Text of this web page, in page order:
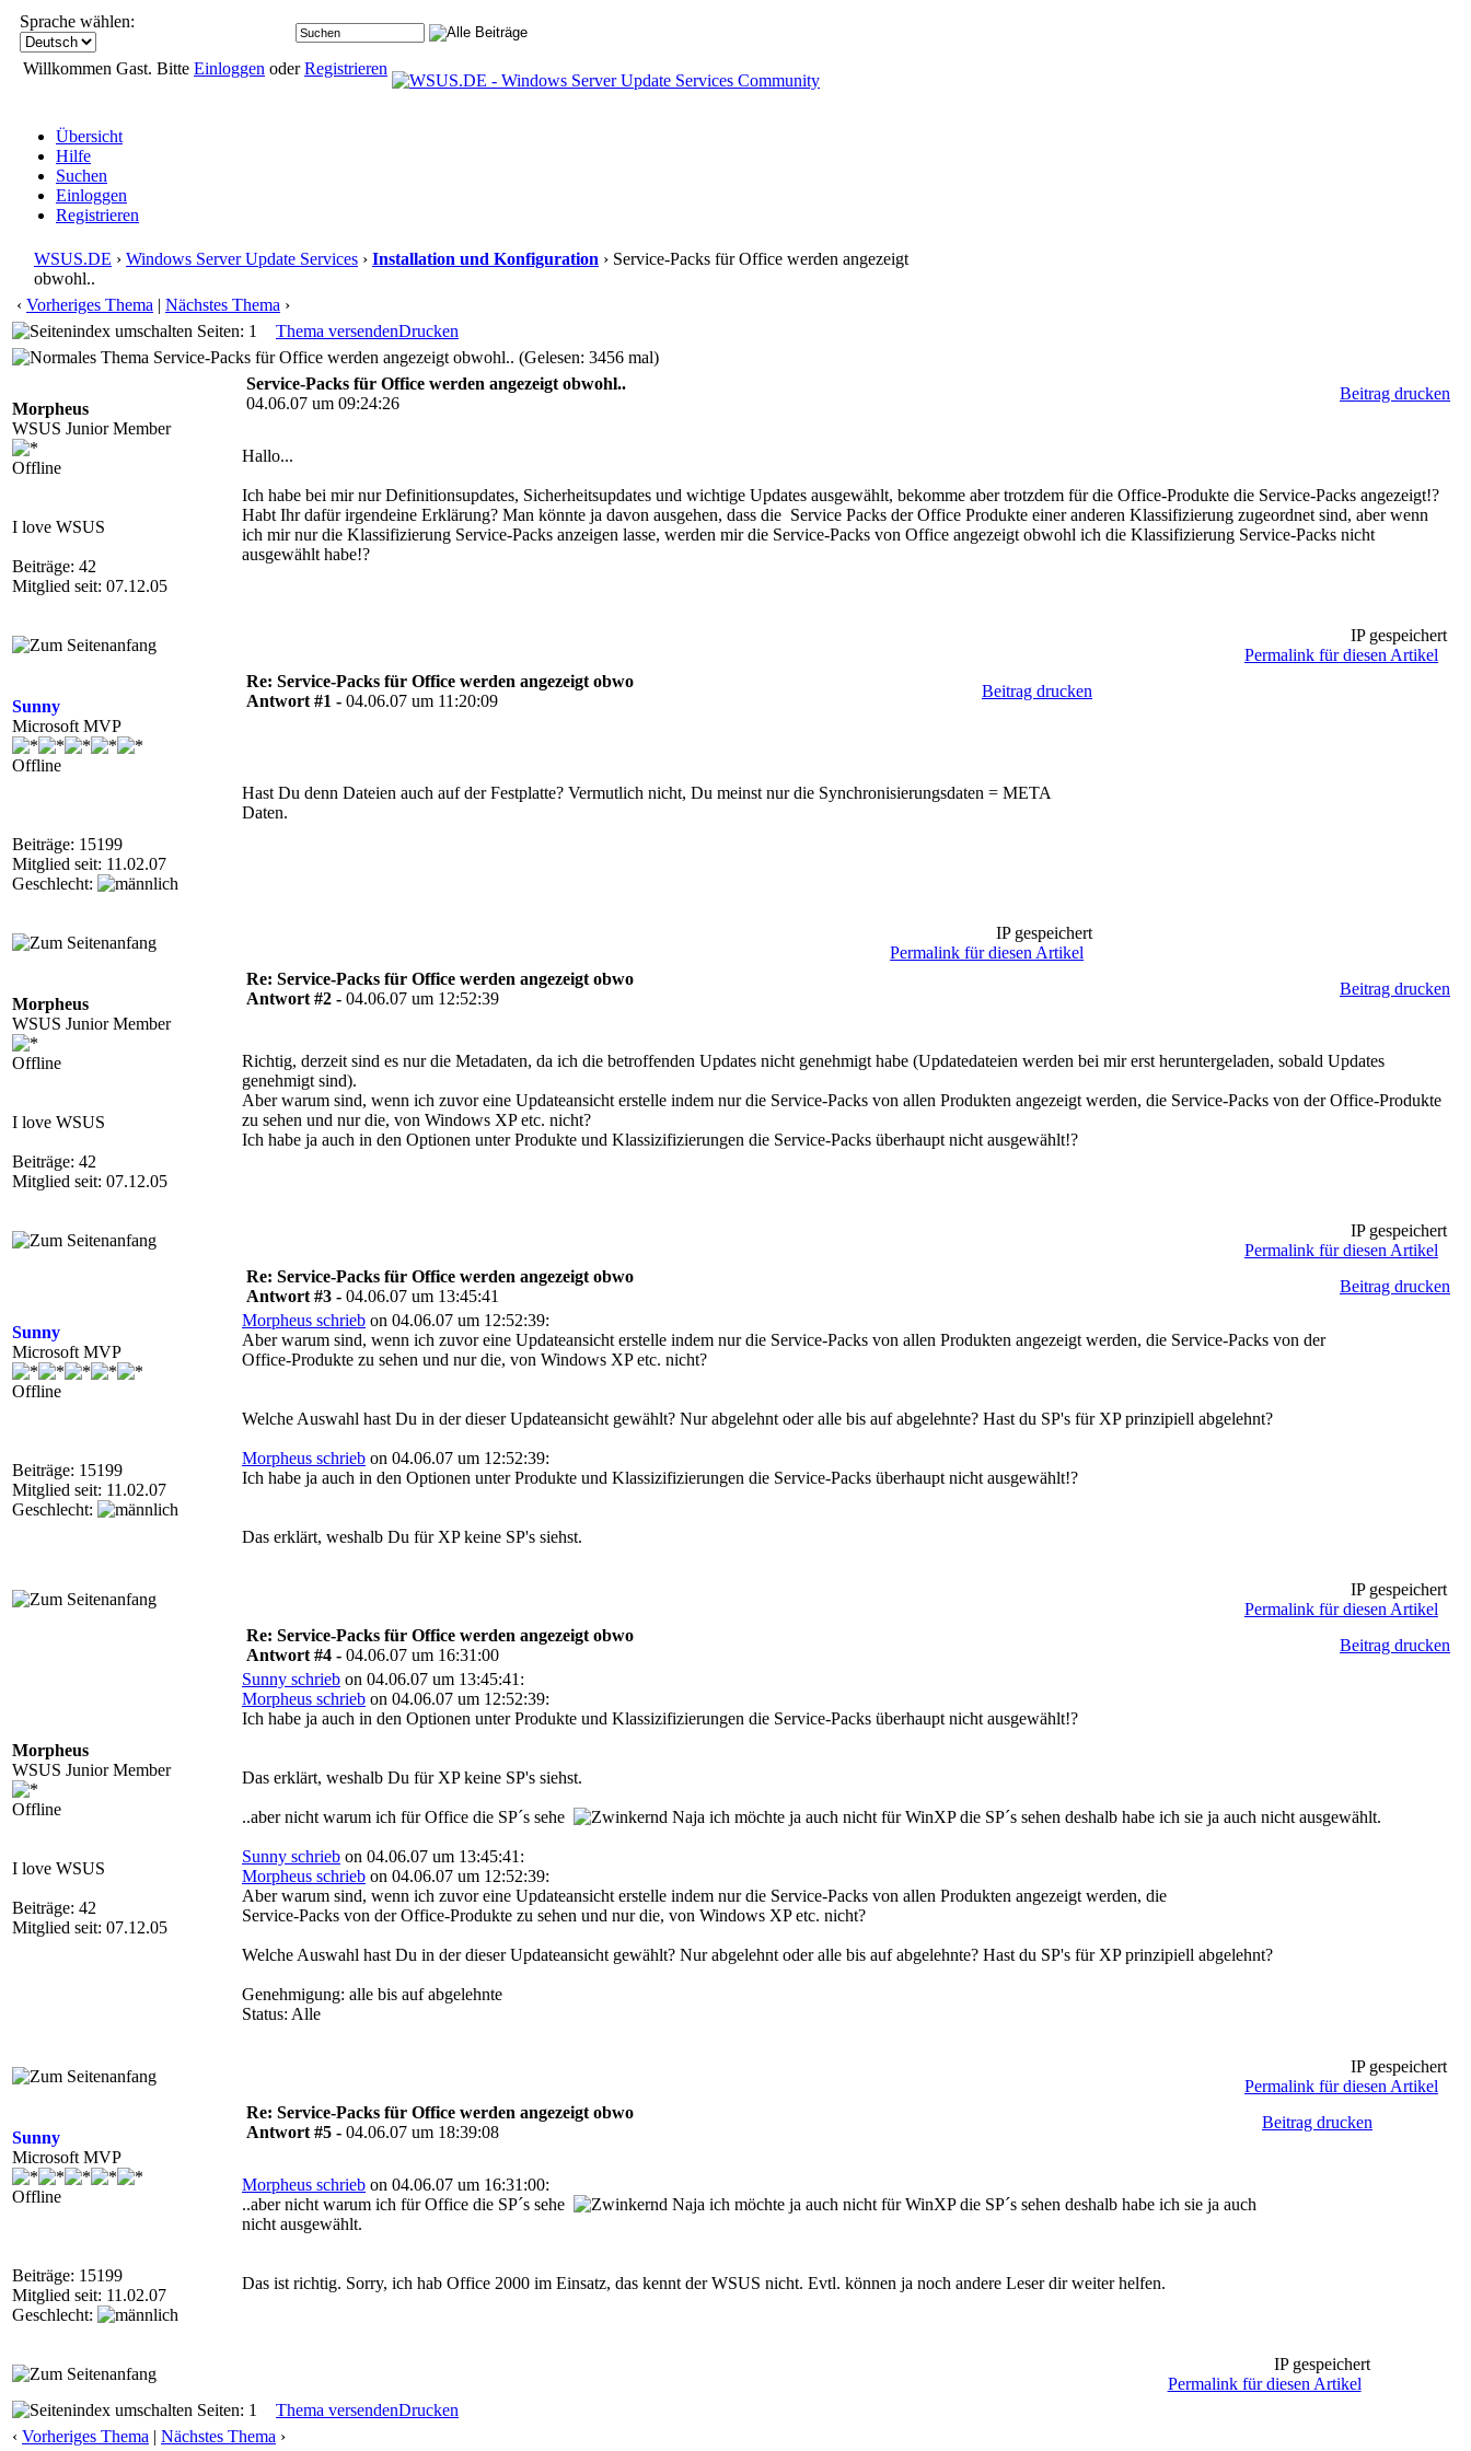
Sprache wählen:
Willkommen Gast. Bitte Einloggen oderRegistrieren
Übersicht
Hilfe
Suchen
Einloggen
Registrieren
WSUS.DE › Windows Server Update Services › Installation und Konfiguration › Service-Packs für Office werden angezeigt
obwohl..
‹ Vorheriges Thema | Nächstes Thema ›
Seiten: 1
Thema versendenDrucken
Service-Packs für Office werden angezeigt obwohl.. (Gelesen: 3456 mal)
Morpheus
WSUS Junior Member
Offline
I love WSUS
Beiträge: 42
Mitglied seit: 07.12.05
Service-Packs für Office werden angezeigt obwohl..
04.06.07 um 09:24:26
Beitrag drucken
Hallo...
Ich habe bei mir nur Definitionsupdates, Sicherheitsupdates und wichtige Updates ausgewählt, bekomme aber trotzdem für die Office-Produkte die Service-Packs angezeigt!?
Habt Ihr dafür irgendeine Erklärung? Man könnte ja davon ausgehen, dass die Service Packs der Office Produkte einer anderen Klassifizierung zugeordnet sind, aber wenn
ich mir nur die Klassifizierung Service-Packs anzeigen lasse, werden mir die Service-Packs von Office angezeigt obwohl ich die Klassifizierung Service-Packs nicht
ausgewählt habe!?
IP gespeichert
Permalink für diesen Artikel
Sunny
Microsoft MVP
Offline
Beiträge: 15199
Mitglied seit: 11.02.07
Geschlecht:
Re: Service-Packs für Office werden angezeigt obwo
Antwort #1 - 04.06.07 um 11:20:09
Beitrag drucken
Hast Du denn Dateien auch auf der Festplatte? Vermutlich nicht, Du meinst nur die Synchronisierungsdaten = META
Daten.
IP gespeichert
Permalink für diesen Artikel
Morpheus
WSUS Junior Member
Offline
I love WSUS
Beiträge: 42
Mitglied seit: 07.12.05
Re: Service-Packs für Office werden angezeigt obwo
Antwort #2 - 04.06.07 um 12:52:39
Beitrag drucken
Richtig, derzeit sind es nur die Metadaten, da ich die betroffenden Updates nicht genehmigt habe (Updatedateien werden bei mir erst heruntergeladen, sobald Updates
genehmigt sind).
Aber warum sind, wenn ich zuvor eine Updateansicht erstelle indem nur die Service-Packs von allen Produkten angezeigt werden, die Service-Packs von der Office-Produkte
zu sehen und nur die, von Windows XP etc. nicht?
Ich habe ja auch in den Optionen unter Produkte und Klassizifizierungen die Service-Packs überhaupt nicht ausgewählt!?
IP gespeichert
Permalink für diesen Artikel
Sunny
Microsoft MVP
Offline
Beiträge: 15199
Mitglied seit: 11.02.07
Geschlecht:
Re: Service-Packs für Office werden angezeigt obwo
Antwort #3 - 04.06.07 um 13:45:41
Beitrag drucken
Morpheus schrieb on 04.06.07 um 12:52:39:
Aber warum sind, wenn ich zuvor eine Updateansicht erstelle indem nur die Service-Packs von allen Produkten angezeigt werden, die Service-Packs von der
Office-Produkte zu sehen und nur die, von Windows XP etc. nicht?
Welche Auswahl hast Du in der dieser Updateansicht gewählt? Nur abgelehnt oder alle bis auf abgelehnte? Hast du SP's für XP prinzipiell abgelehnt?
Morpheus schrieb on 04.06.07 um 12:52:39:
Ich habe ja auch in den Optionen unter Produkte und Klassizifizierungen die Service-Packs überhaupt nicht ausgewählt!?
Das erklärt, weshalb Du für XP keine SP's siehst.
IP gespeichert
Permalink für diesen Artikel
Morpheus
WSUS Junior Member
Offline
I love WSUS
Beiträge: 42
Mitglied seit: 07.12.05
Re: Service-Packs für Office werden angezeigt obwo
Antwort #4 - 04.06.07 um 16:31:00
Beitrag drucken
Sunny schrieb on 04.06.07 um 13:45:41:
Morpheus schrieb on 04.06.07 um 12:52:39:
Ich habe ja auch in den Optionen unter Produkte und Klassizifizierungen die Service-Packs überhaupt nicht ausgewählt!?
Das erklärt, weshalb Du für XP keine SP's siehst.
..aber nicht warum ich für Office die SP´s sehe Naja ich möchte ja auch nicht für WinXP die SP´s sehen deshalb habe ich sie ja auch nicht ausgewählt.
Sunny schrieb on 04.06.07 um 13:45:41:
Morpheus schrieb on 04.06.07 um 12:52:39:
Aber warum sind, wenn ich zuvor eine Updateansicht erstelle indem nur die Service-Packs von allen Produkten angezeigt werden, die
Service-Packs von der Office-Produkte zu sehen und nur die, von Windows XP etc. nicht?
Welche Auswahl hast Du in der dieser Updateansicht gewählt? Nur abgelehnt oder alle bis auf abgelehnte? Hast du SP's für XP prinzipiell abgelehnt?
Genehmigung: alle bis auf abgelehnte
Status: Alle
IP gespeichert
Permalink für diesen Artikel
Sunny
Microsoft MVP
Offline
Beiträge: 15199
Mitglied seit: 11.02.07
Geschlecht:
Re: Service-Packs für Office werden angezeigt obwo
Antwort #5 - 04.06.07 um 18:39:08
Beitrag drucken
Morpheus schrieb on 04.06.07 um 16:31:00:
..aber nicht warum ich für Office die SP´s sehe
Naja ich möchte ja auch nicht für WinXP die SP´s sehen deshalb habe ich sie ja auch
nicht ausgewählt.
Das ist richtig. Sorry, ich hab Office 2000 im Einsatz, das kennt der WSUS nicht. Evtl. können ja noch andere Leser dir weiter helfen.
IP gespeichert
Permalink für diesen Artikel
Seiten: 1
Thema versendenDrucken
‹ Vorheriges Thema | Nächstes Thema ›